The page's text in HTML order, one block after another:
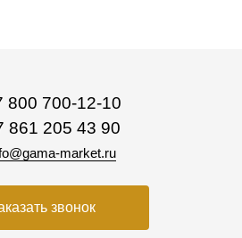
800 700-12-10
861 205 43 90
market.ru
звонок